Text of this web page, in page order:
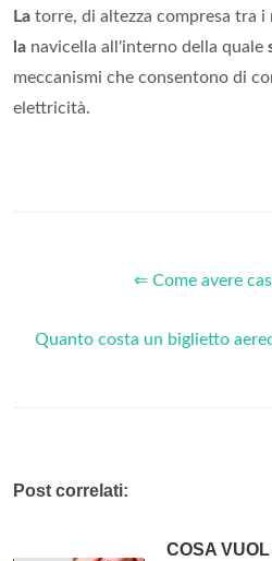
La torre, di altezza compresa tra
la navicella all'interno della quale
meccanismi che consentono di
elettricità.
⇐ Come avere
Quanto costa un biglietto
Post correlati:
COSA